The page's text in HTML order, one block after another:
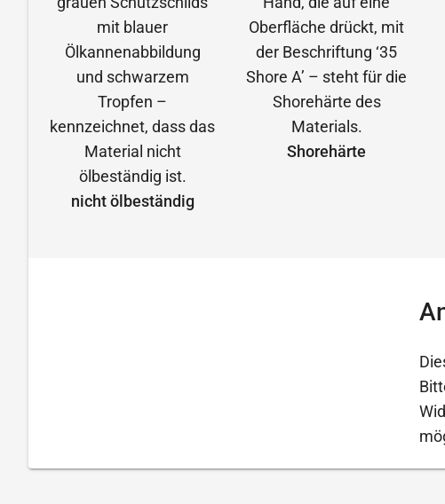
nicht ölbeständig
Shorehärte